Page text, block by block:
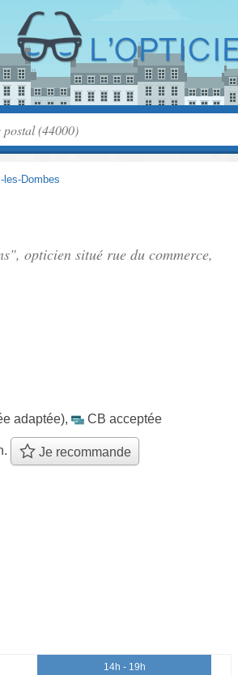
les-Dombes
opticien situé rue du commerce,
adaptée), CB acceptée
Je recommande
14h - 19h